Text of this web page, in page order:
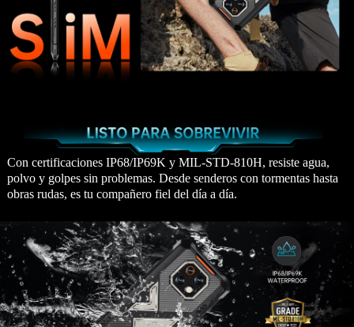
Con certificaciones IP68/IP69K y MIL-STD-810H, resiste agua,
polvo y golpes sin problemas. Desde senderos con tormentas hasta
obras rudas, es tu compañero fiel del día a día.